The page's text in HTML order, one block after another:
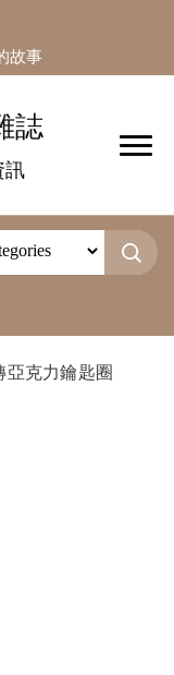
故事
誌
訊
亞克力鑰匙圈